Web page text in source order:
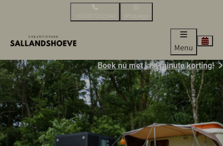
+31(0)572321342 WhatsApp
Menu
Boek nú met last minute korting!